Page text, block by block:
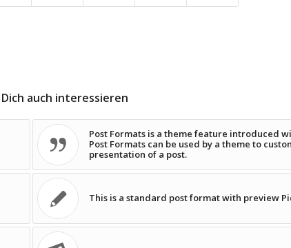
auch interessieren
Post Formats is a theme feature introduced
Post Formats can be used by a theme to
presentation of a post.
This is a standard post format with preview